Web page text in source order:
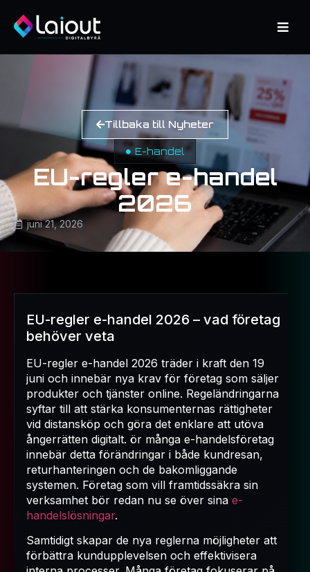
Tillbaka till Nyheter
E-handel
EU-regler e-handel
2026
juni 21, 2026
EU-regler e-handel 2026 – vad företag
behöver veta
EU-regler e-handel 2026 träder i kraft den 19
juni och innebär nya krav för företag som säljer
produkter och tjänster online. Regeländringarna
syftar till att stärka konsumenternas rättigheter
vid distansköp och göra det enklare att utöva
ångerrätten digitalt. ör många e-handelsföretag
innebär detta förändringar i både kundresan,
returhanteringen och de bakomliggande
systemen. Företag som vill framtidssäkra sin
verksamhet bör redan nu se över sina e-
handelslösningar.
Samtidigt skapar de nya reglerna möjligheter att
förbättra kundupplevelsen och effektivisera